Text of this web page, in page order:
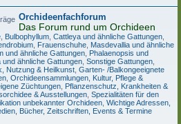
Orchideenfachforum
Das Forum rund um Orchideen
Bulbophyllum Cattleya und ähnliche Gattungen
Frauenschuhe Masdevallia und ähnliche
und ähnliche Gattungen Phalaenopsis und
und ähnliche Gattungen Sonstige Gattungen
Nutzung & Heilkunst Garten- /Balkongeeignete
Orchideensammlungen Kultur, Pflege &
Züchtungen Pflanzenschutz, Krankheiten &
& Ausstellungen Spezialitäten für den
unbekannter Orchideen Wichtige Adressen,
Bücher, Zeitschriften, Events & Termine